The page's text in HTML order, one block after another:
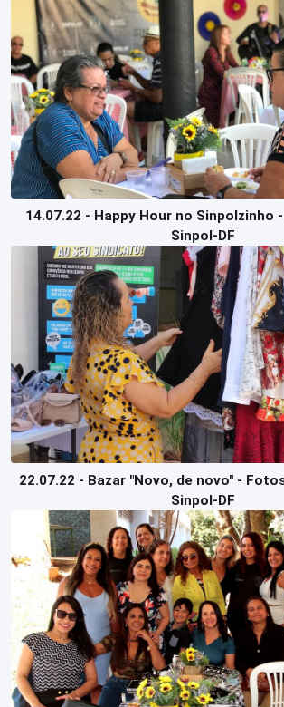
14.07.22 - Happy Hour no Sinpolzinho
Sinpol-DF
22.07.22 - Bazar "Novo, de novo" -
Sinpol-DF